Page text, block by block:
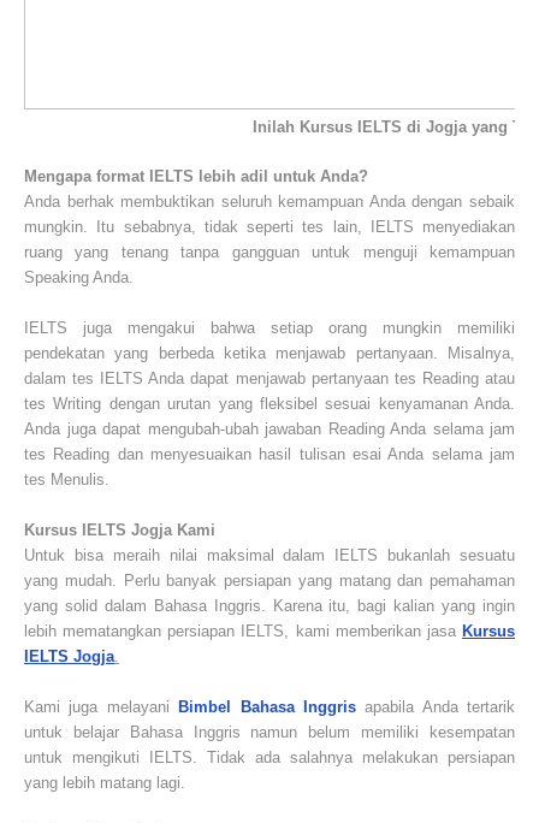
Inilah Kursus IELTS di Jogja yang
Mengapa format IELTS lebih adil untuk Anda?
Anda berhak membuktikan seluruh kemampuan Anda dengan sebaik
mungkin. Itu sebabnya, tidak seperti tes lain, IELTS menyediakan
ruang yang tenang tanpa gangguan untuk menguji kemampuan
Speaking Anda.
IELTS juga mengakui bahwa setiap orang mungkin memiliki
pendekatan yang berbeda ketika menjawab pertanyaan. Misalnya,
dalam tes IELTS Anda dapat menjawab pertanyaan tes Reading atau
tes Writing dengan urutan yang fleksibel sesuai kenyamanan Anda.
Anda juga dapat mengubah-ubah jawaban Reading Anda selama jam
tes Reading dan menyesuaikan hasil tulisan esai Anda selama jam
tes Menulis.
Kursus IELTS Jogja Kami
Untuk bisa meraih nilai maksimal dalam IELTS bukanlah sesuatu
yang mudah. Perlu banyak persiapan yang matang dan pemahaman
yang solid dalam Bahasa Inggris. Karena itu, bagi kalian yang ingin
lebih mematangkan persiapan IELTS, kami memberikan jasa Kursus
IELTS Jogja.
Kami juga melayani Bimbel Bahasa Inggrisapabila Anda tertarik
untuk belajar Bahasa Inggris namun belum memiliki kesempatan
untuk mengikuti IELTS. Tidak ada salahnya melakukan persiapan
yang lebih matang lagi.